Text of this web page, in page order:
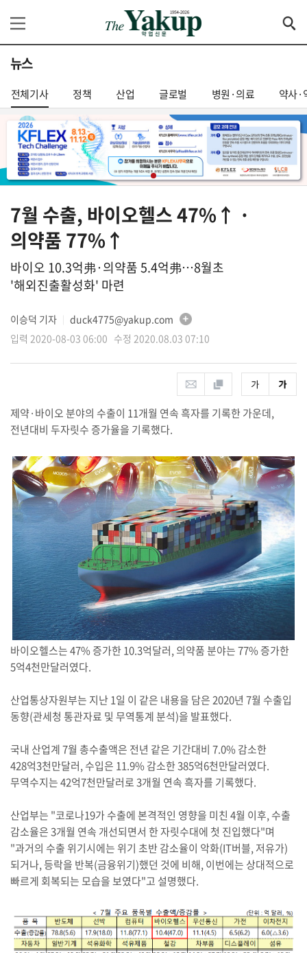
뉴스
전체기사 정책 산업 글로벌 병원·의료 약사·
7월 수출, 바이오헬스 47%↑ ·
의약품 77%↑
바이오 10.3억弗·의약품 5.4억弗…8월초
'해외진출활성화' 마련
이승덕 기자
duck4775@yakup.com
입력 2020-08-03 06:00 수정 2020.08.03 07:10
제약·바이오 분야의 수출이 11개월 연속 흑자를 기록한 가운데,
전년대비 두자릿수 증가율을 기록했다.
바이오헬스는 47% 증가한 10.3억달러, 의약품 분야는 77% 증가한
5억4천만달러였다.
산업통상자원부는 지난 1일 이 같은 내용을 담은 2020년 7월 수출입
동향(관세청 통관자료 및 무역통계 분석)을 발표했다.
국내 산업계 7월 총수출액은 전년 같은 기간대비 7.0% 감소한
428억3천만달러, 수입은 11.9% 감소한 385억6천만달러였다.
무역수지는 42억7천만달러로 3개월 연속 흑자를 기록했다.
산업부는 "코로나19가 수출에 본격적인 영향을 미친 4월 이후, 수출
감소율은 3개월 연속 개선되면서 한 자릿수대에 첫 진입했다"며
"과거의 수출 위기시에는 위기 초반 감소율이 악화(IT버블, 저유가)
되거나, 등락을 반복(금융위기)했던 것에 비해, 이번에는 상대적으로
빠르게 회복되는 모습을 보였다"고 설명했다.